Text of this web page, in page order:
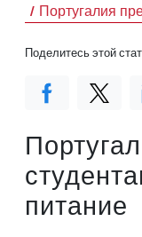
Португалия
питание
Поделитесь этой